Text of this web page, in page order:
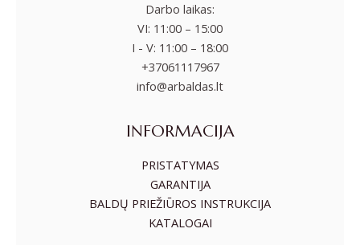
Darbo laikas:
VI: 11:00 – 15:00
I - V: 11:00 – 18:00
+37061117967
info@arbaldas.lt
INFORMACIJA
PRISTATYMAS
GARANTIJA
BALDŲ PRIEŽIŪROS INSTRUKCIJA
KATALOGAI